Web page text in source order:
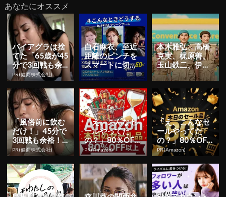
あなたにオススメ
バイアグラは捨
てた「65歳が45
分で3回戦も余
裕」980円で朝
まで絶好調！
PR(健商株式会社)
白石麻衣、至近
距離のピンチを
スマートに切り
抜ける！「FRIS
K」新WEB CM
3...
本木雅弘、高橋
克実、梶原善、
玉山鉄二、伊藤
沙莉が初共演！
サントリー新TV
CMが先...
「風俗前に飲む
だけ！」45分で
3回戦も余裕！9
80円で朝まで絶
好調
PR(健商株式会社)
「え、こんなセ
ールやってた
の？」80％OFF
以上が続々登
場！Amazonの本
気が...
PR(Amazon)
「え、こんなセ
ールやってた
の？」80％OFF
以上が続々登
場！Amazonの本
気が...
PR(Amazon)